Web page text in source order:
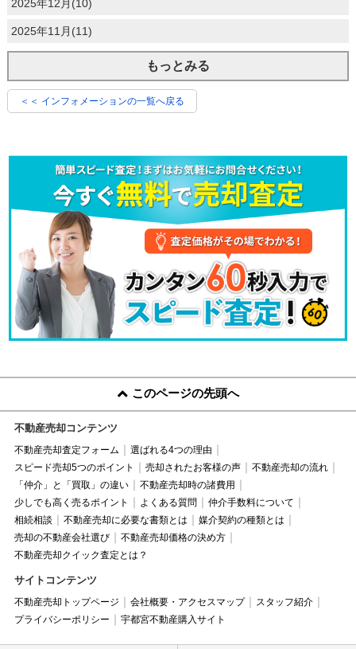
2025年12月(10)
2025年11月(11)
もっとみる
＜＜ インフォメーションの一覧へ戻る
このページの先頭へ
不動産売却コンテンツ
不動産売却査定フォーム
選ばれる4つの理由
スピード売却5つのポイント
売却されたお客様の声
不動産売却の流れ
「仲介」と「買取」の違い
不動産売却時の諸費用
少しでも高く売るポイント
よくある質問
仲介手数料について
相続相談
不動産売却に必要な書類とは
媒介契約の種類とは
売却の不動産会社選び
不動産売却価格の決め方
不動産売却クイック査定とは？
サイトコンテンツ
不動産売却トップページ 会社概要・アクセスマップ
スタッフ紹介
プライバシーポリシー
宇都宮不動産購入サイト